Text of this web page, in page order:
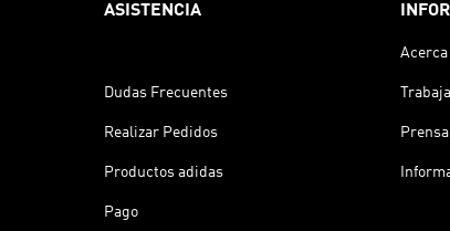
ASISTENCIA
Dudas Frecuentes
Realizar Pedidos
Productos adidas
Pago
Prensa